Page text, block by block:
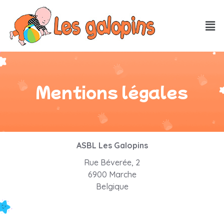
Mentions légales
ASBL Les Galopins
Rue Béverée, 2
6900 Marche
Belgique